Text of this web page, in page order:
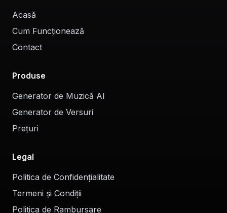
Acasă
Cum Funcționează
Contact
Produse
Generator de Muzică AI
Generator de Versuri
Prețuri
Legal
Politica de Confidențialitate
Termeni și Condiții
Politica de Rambursare